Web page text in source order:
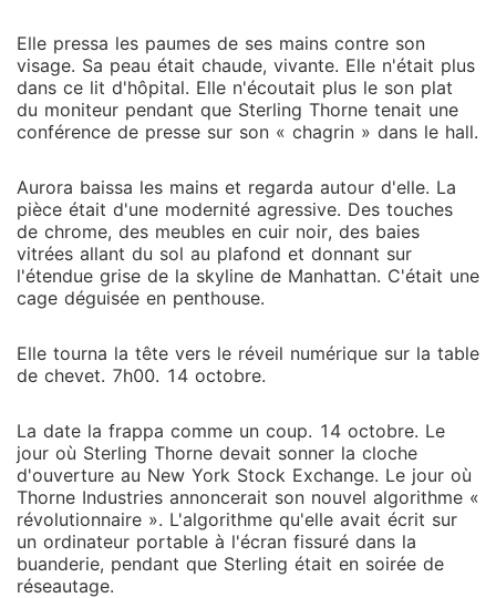
Elle pressa les paumes de ses mains contre son
visage. Sa peau était chaude, vivante. Elle n'était plus
dans ce lit d'hôpital. Elle n'écoutait plus le son plat
du moniteur pendant que Sterling Thorne tenait une
conférence de presse sur son « chagrin » dans le hall.
Aurora baissa les mains et regarda autour d'elle. La
pièce était d'une modernité agressive. Des touches
de chrome, des meubles en cuir noir, des baies
vitrées allant du sol au plafond et donnant sur
l'étendue grise de la skyline de Manhattan. C'était une
cage déguisée en penthouse.
Elle tourna la tête vers le réveil numérique sur la table
de chevet. 7h00. 14 octobre.
La date la frappa comme un coup. 14 octobre. Le
jour où Sterling Thorne devait sonner la cloche
d'ouverture au New York Stock Exchange. Le jour où
Thorne Industries annoncerait son nouvel algorithme «
révolutionnaire ». L'algorithme qu'elle avait écrit sur
un ordinateur portable à l'écran fissuré dans la
buanderie, pendant que Sterling était en soirée de
réseautage.